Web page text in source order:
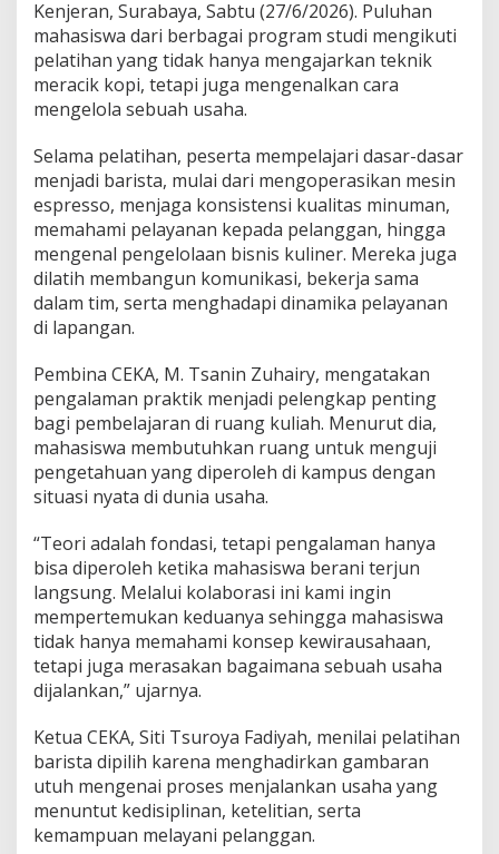
n
j
a
i
r
a
s
a
h
a
w
a
Kenjeran, Surabaya, Sabtu (27/6/2026). Puluhan
mahasiswa dari berbagai program studi mengikuti
pelatihan yang tidak hanya mengajarkan teknik
meracik kopi, tetapi juga mengenalkan cara
mengelola sebuah usaha.
Selama pelatihan, peserta mempelajari dasar-dasar
menjadi barista, mulai dari mengoperasikan mesin
espresso, menjaga konsistensi kualitas minuman,
memahami pelayanan kepada pelanggan, hingga
mengenal pengelolaan bisnis kuliner. Mereka juga
dilatih membangun komunikasi, bekerja sama
dalam tim, serta menghadapi dinamika pelayanan
di lapangan.
Pembina CEKA, M. Tsanin Zuhairy, mengatakan
pengalaman praktik menjadi pelengkap penting
bagi pembelajaran di ruang kuliah. Menurut dia,
mahasiswa membutuhkan ruang untuk menguji
pengetahuan yang diperoleh di kampus dengan
situasi nyata di dunia usaha.
“Teori adalah fondasi, tetapi pengalaman hanya
bisa diperoleh ketika mahasiswa berani terjun
langsung. Melalui kolaborasi ini kami ingin
mempertemukan keduanya sehingga mahasiswa
tidak hanya memahami konsep kewirausahaan,
tetapi juga merasakan bagaimana sebuah usaha
dijalankan,” ujarnya.
Ketua CEKA, Siti Tsuroya Fadiyah, menilai pelatihan
barista dipilih karena menghadirkan gambaran
utuh mengenai proses menjalankan usaha yang
menuntut kedisiplinan, ketelitian, serta
kemampuan melayani pelanggan.